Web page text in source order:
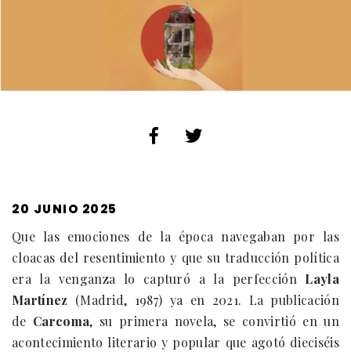
PUBLICADO
20 JUNIO 2025
Que las emociones de la época navegaban por las
cloacas del resentimiento y que su traducción política
era la venganza lo capturó a la perfección Layla
Martínez (Madrid, 1987) ya en 2021. La publicación
de Carcoma, su primera novela, se convirtió en un
acontecimiento literario y popular que agotó dieciséis